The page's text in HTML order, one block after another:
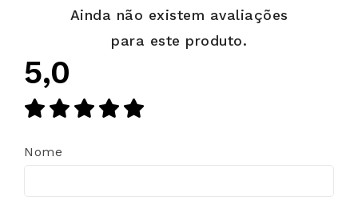
Ainda não existem avaliações
para este produto.
5,0
Nome